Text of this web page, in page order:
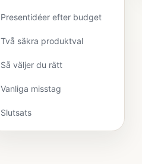
Presentidéer efter budget
Två säkra produktval
Så väljer du rätt
Vanliga misstag
Slutsats